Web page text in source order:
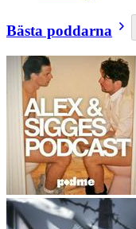
Bästa poddarna